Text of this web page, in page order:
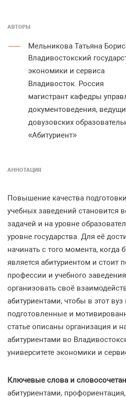
АВТОРЫ
Мельникова Татьяна
Владивостокский
экономики и сервиса
Владивосток. Россия
магистрант кафедры
документоведения,
довузовских
«Абитуриент»
АННОТАЦИЯ
Повышение качества
учебных заведений становится
задачей и на уровне
уровне государства. Для её
начинать с того момента, когда
является абитуриентом и стоит
профессии и учебного
организовать своё
абитуриентами, чтобы в этот
подготовленные и
статье описаны организация и
абитуриентами во
университете экономики и
Ключевые слова и
абитуриентами,